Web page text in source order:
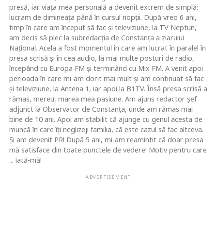
presă, iar viaţa mea personală a devenit extrem de simplă:
lucram de dimineaţa până în cursul nopţii. După vreo 6 ani,
timp în care am început să fac şi televiziune, la TV Neptun,
am decis să plec la subredacţia de Constanţa a ziarului
Naţional. Acela a fost momentul în care am lucrat în paralel în
presa scrisă şi în cea audio, la mai multe posturi de radio,
începând cu Europa FM şi terminând cu Mix FM. A venit apoi
perioada în care mi-am dorit mai mult şi am continuat să fac
şi televiziune, la Antena 1, iar apoi la B1TV. Însă presa scrisă a
rămas, mereu, marea mea pasiune. Am ajuns redactor şef
adjunct la Observator de Constanţa, unde am rămas mai
bine de 10 ani. Apoi am stabilit că ajunge cu genul acesta de
muncă în care îţi neglizeji familia, că este cazul să fac altceva.
Şi am devenit PR! După 5 ani, mi-am reamintit că doar presa
mă satisface din toate punctele de vedere! Motiv pentru care
... iată-mă!
ADVERTISEMENT